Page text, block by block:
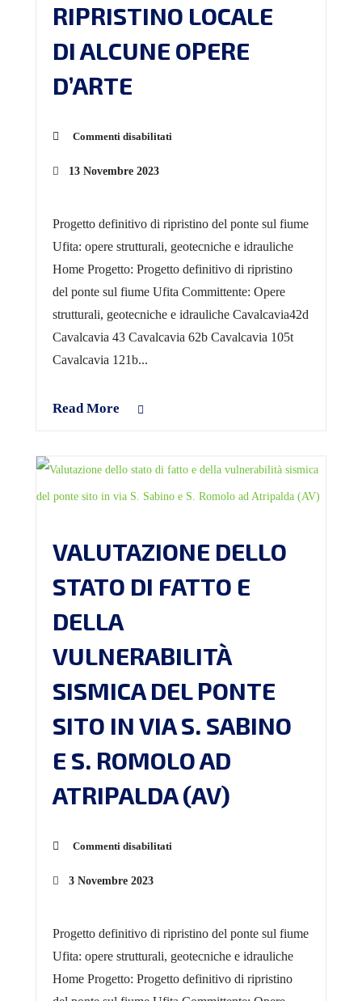
RIPRISTINO LOCALE
DI ALCUNE OPERE
D’ARTE
Commenti disabilitati
13 Novembre 2023
Progetto definitivo di ripristino del ponte sul fiume
Ufita: opere strutturali, geotecniche e idrauliche
Home Progetto: Progetto definitivo di ripristino
del ponte sul fiume Ufita Committente: Opere
strutturali, geotecniche e idrauliche Cavalcavia42d
Cavalcavia 43 Cavalcavia 62b Cavalcavia 105t
Cavalcavia 121b...
Read More
VALUTAZIONE DELLO
STATO DI FATTO E
DELLA
VULNERABILITÀ
SISMICA DEL PONTE
SITO IN VIA S. SABINO
E S. ROMOLO AD
ATRIPALDA (AV)
Commenti disabilitati
3 Novembre 2023
Progetto definitivo di ripristino del ponte sul fiume
Ufita: opere strutturali, geotecniche e idrauliche
Home Progetto: Progetto definitivo di ripristino